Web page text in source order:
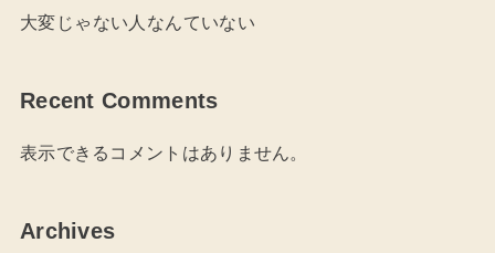
大変じゃない人なんていない
Recent Comments
表示できるコメントはありません。
Archives